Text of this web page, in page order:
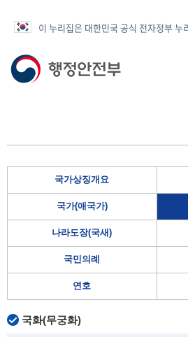
이 누리집은 대한민국 공식 전자정부 누
국가상징개요
국가(애국가)
나라도장(국새)
국민의례
연호
국화(무궁화)